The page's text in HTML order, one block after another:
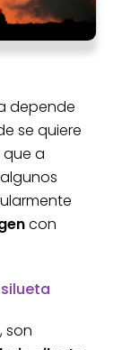
depende
se quiere
que a
con
son